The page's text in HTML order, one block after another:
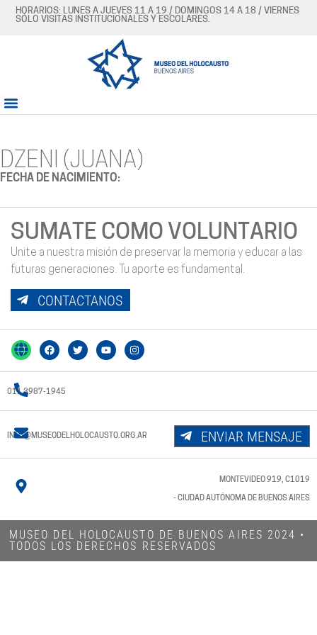
HORARIOS: LUNES A JUEVES 11 A 19 / DOMINGOS 14 A 18 / VIERNES
SÓLO VISITAS INSTITUCIONALES Y ESCOLARES.
DZENI (JUANA)
FECHA DE NACIMIENTO:
SUMATE COMO VOLUNTARIO
Unite a nuestra misión de preservar la memoria y educar a las
futuras generaciones. Tu aporte es fundamental.
CONTACTANOS
011 3987-1945
INFO@MUSEODELHOLOCAUSTO.ORG.AR ENVIAR MENSAJE
MONTEVIDEO 919, C1019
- CIUDAD AUTÓNOMA DE BUENOS AIRES
MUSEO DEL HOLOCAUSTO DE BUENOS AIRES 2024​ •
TODOS LOS DERECHOS RESERVADOS